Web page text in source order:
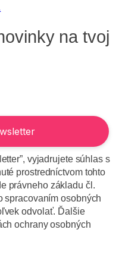
na tvoj
vyjadrujete súhlas s
prostredníctvom tohto
právneho základu čl.
spracovaním osobných
odvolať. Ďalšie
ochrany osobných